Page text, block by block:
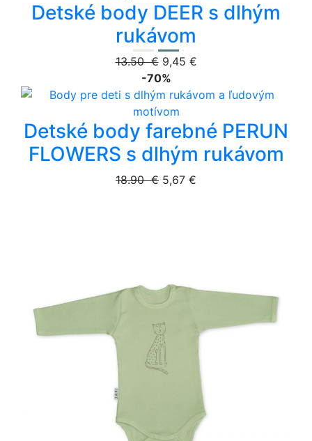
Detské body DEER s dlhým
rukávom
13.50 € 9,45 €
-70%
Detské body farebné PERUN
FLOWERS s dlhým rukávom
18.90 € 5,67 €